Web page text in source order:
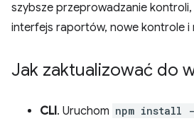
szybsze przeprowadzanie kontroli,
interfejs raportów, nowe kontrole i
Jak zaktualizować do
CLI. Uruchom npm install -